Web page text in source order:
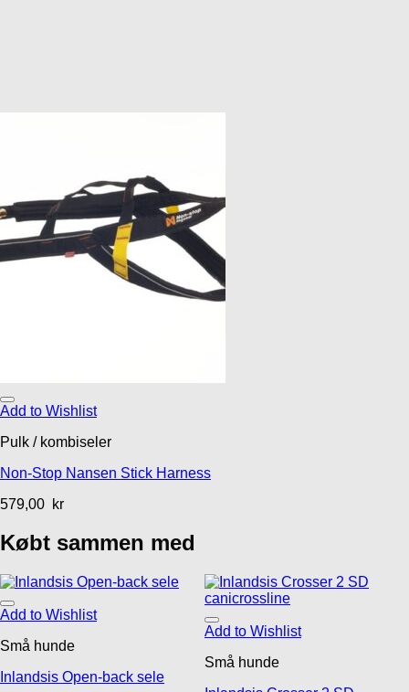
Add to Wishlist
Pulk / kombiseler
Non-Stop Nansen Stick Harness
579,00 kr
Købt sammen med
Add to Wishlist
Små hunde
Inlandsis Open-back sele
Add to Wishlist
Små hunde